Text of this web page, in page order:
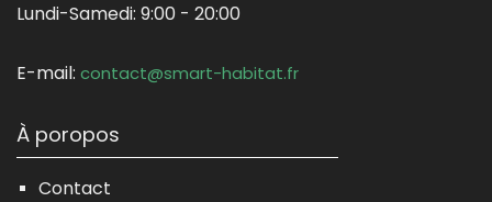
Lundi-Samedi: 9:00 - 20:00
E-mail: contact@smart-habitat.fr
À poropos
Contact